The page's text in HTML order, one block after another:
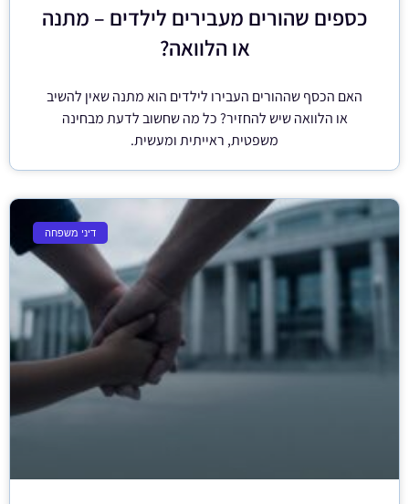
כספים שהורים מעבירים לילדים – מתנה
או הלוואה?
האם הכסף שההורים העבירו לילדים הוא מתנה שאין להשיב
או הלוואה שיש להחזיר? כל מה שחשוב לדעת מבחינה
משפטית, ראייתית ומעשית.
דיני משפחה